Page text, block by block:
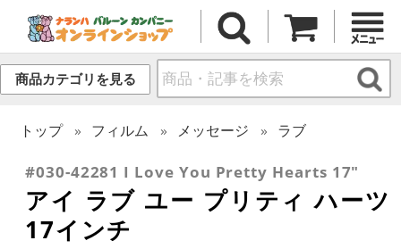
商品カテゴリを見る
トップ フィルム メッセージ ラブ
#030-42281 I Love You Pretty Hearts 17"
アイ ラブ ユー プリティ ハーツ
17インチ